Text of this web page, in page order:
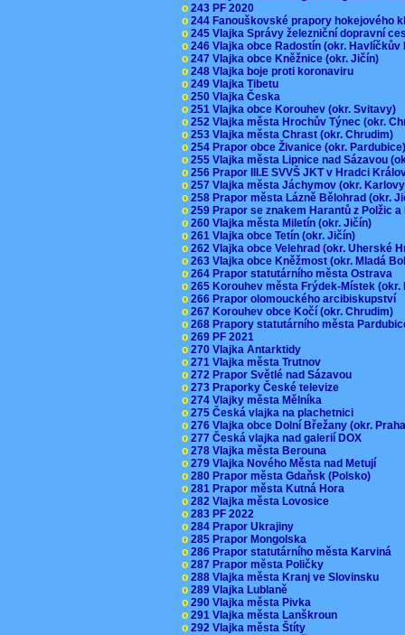
o 243 PF 2020
o 244 Fanouškovské prapory hokejového
o 245 Vlajka Správy železniční dopravní
o 246 Vlajka obce Radostín (okr.
o 247 Vlajka obce Kněžnice (okr. Jičín)
o 248 Vlajka boje proti koronaviru
o 249 Vlajka Tibetu
o 250 Vlajka Česka
o 251 Vlajka obce Korouhev (okr. Svitavy)
o 252 Vlajka města Hrochův Týnec (okr.
o 253 Vlajka města Chrast (okr. Chrudim)
o 254 Prapor obce Živanice (okr.
o 255 Vlajka města Lipnice nad Sázavou
o 256 Prapor III.E SVVŠ JKT v Hradci
o 257 Vlajka města Jáchymov (okr.
o 258 Prapor města Lázně Bělohrad (okr.
o 259 Prapor se znakem Harantů z Polžic
o 260 Vlajka města Miletín (okr. Jičín)
o 261 Vlajka obce Tetín (okr. Jičín)
o 262 Vlajka obce Velehrad (okr. Uherské
o 263 Vlajka obce Kněžmost (okr. Mladá
o 264 Prapor statutárního města Ostrava
o 265 Korouhev města Frýdek-Místek
o 266 Prapor olomouckého arcibiskupství
o 267 Korouhev obce Kočí (okr. Chrudim)
o 268 Prapory statutárního města
o 269 PF 2021
o 270 Vlajka Antarktidy
o 271 Vlajka města Trutnov
o 272 Prapor Světlé nad Sázavou
o 273 Praporky České televize
o 274 Vlajky města Mělníka
o 275 Česká vlajka na plachetnici
o 276 Vlajka obce Dolní Břežany (okr.
o 277 Česká vlajka nad galerií DOX
o 278 Vlajka města Berouna
o 279 Vlajka Nového Města nad Metují
o 280 Prapor města Gdaňsk (Polsko)
o 281 Prapor města Kutná Hora
o 282 Vlajka města Lovosice
o 283 PF 2022
o 284 Prapor Ukrajiny
o 285 Prapor Mongolska
o 286 Prapor statutárního města Karviná
o 287 Prapor města Poličky
o 288 Vlajka města Kranj ve Slovinsku
o 289 Vlajka Lublaně
o 290 Vlajka města Pivka
o 291 Vlajka města Lanškroun
o 292 Vlajka města Štíty